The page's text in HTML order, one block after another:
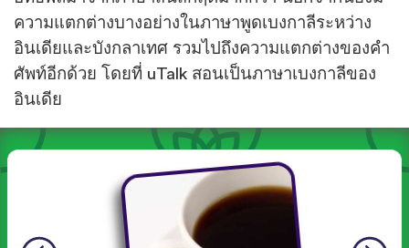
ความแตกต่างบางอย่างในภาษาพูดเบงกาลีระหว่าง
อินเดียและบังกลาเทศ รวมไปถึงความแตกต่างของคำ
ศัพท์อีกด้วย โดยที่ uTalk สอนเป็นภาษาเบงกาลีของ
อินเดีย